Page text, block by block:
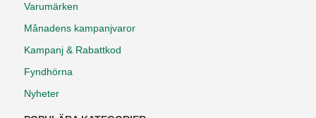
Varumärken
Månadens kampanjvaror
Kampanj & Rabattkod
Fyndhörna
Nyheter